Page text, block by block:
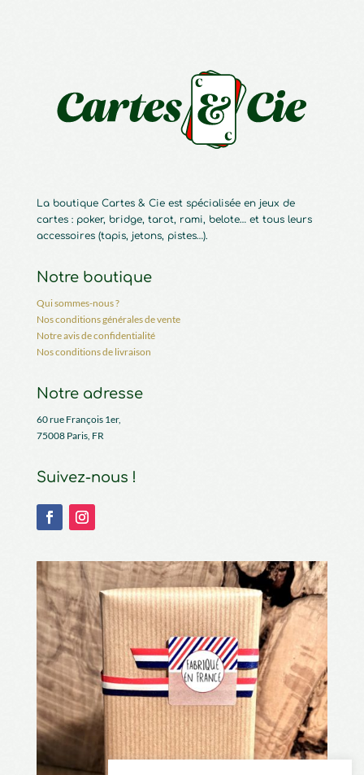
La boutique Cartes & Cie est spécialisée en jeux de
cartes : poker, bridge, tarot, rami, belote… et tous leurs
accessoires (tapis, jetons, pistes…).
Notre boutique
Qui sommes-nous ?
Nos conditions générales de vente
Notre avis de confidentialité
Nos conditions de livraison
Notre adresse
60 rue François 1er,
75008 Paris, FR
Suivez-nous !